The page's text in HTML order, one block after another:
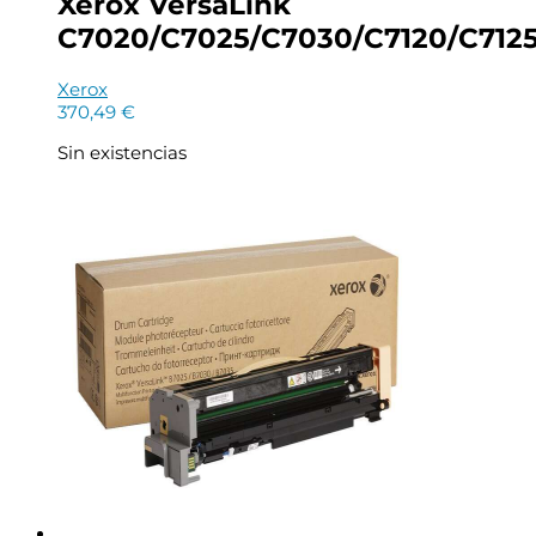
C7020/C7025/C7030/C7120/
Xerox
370,49 €
Sin existencias